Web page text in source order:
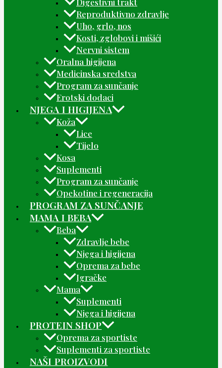
Reproduktivno zdravlje
Uho, grlo, nos
Kosti, zglobovi i mišići
Nervni sistem
Oralna higijena
Medicinska sredstva
Program za sunčanje
Erotski dodaci
NJEGA I HIGIJENA
Koža
Lice
Tijelo
Kosa
Suplementi
Program za sunčanje
Opekotine i regeneracija
PROGRAM ZA SUNČANJE
MAMA I BEBA
Beba
Zdravlje bebe
Njega i higijena
Oprema za bebe
Igračke
Mama
Suplementi
Njega i higijena
PROTEIN SHOP
Oprema za sportiste
Suplementi za sportiste
NAŠI PROIZVODI